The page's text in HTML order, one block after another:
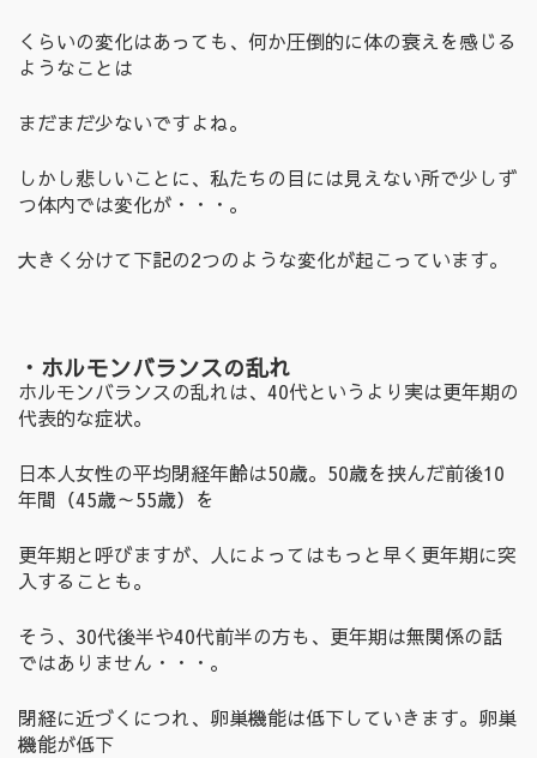
くらいの変化はあっても、何か圧倒的に体の衰えを感じる
ようなことは
まだまだ少ないですよね。
しかし悲しいことに、私たちの目には見えない所で少しず
つ体内では変化が・・・。
大きく分けて下記の2つのような変化が起こっています。
・ホルモンバランスの乱れ
ホルモンバランスの乱れは、40代というより実は更年期の
代表的な症状。
日本人女性の平均閉経年齢は50歳。50歳を挟んだ前後10
年間（45歳～55歳）を
更年期と呼びますが、人によってはもっと早く更年期に突
入することも。
そう、30代後半や40代前半の方も、更年期は無関係の話
ではありません・・・。
閉経に近づくにつれ、卵巣機能は低下していきます。卵巣
機能が低下